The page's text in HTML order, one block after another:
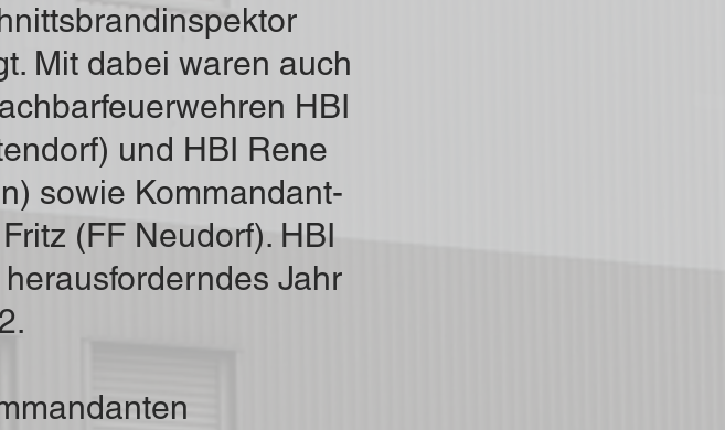
Mit dabei waren auch
HBI
und HBI Rene
sowie Kommandant-
(FF Neudorf). HBI
Jahr